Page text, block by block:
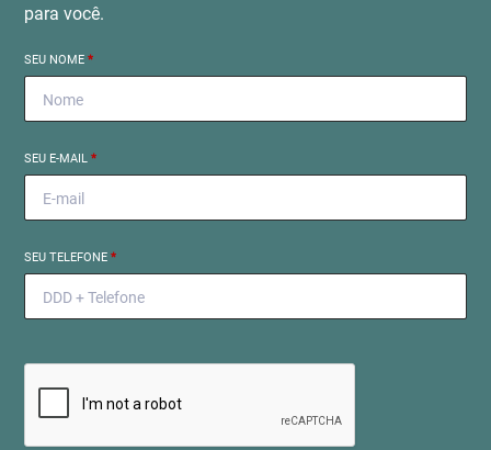
para você.
SEU NOME*
SEU E-MAIL*
SEU TELEFONE*